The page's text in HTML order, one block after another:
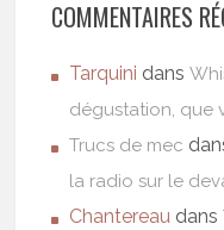
COMMENTAIRES
Tarquini dans
dégustation, que
Trucs de mec
la radio sur le
Chantereau dans